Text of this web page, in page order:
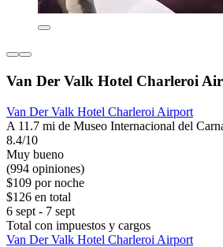
Van Der Valk Hotel Charleroi
Van Der Valk Hotel Charleroi Airport
A 11.7 mi de Museo Internacional del
8.4/10
Muy bueno
(994 opiniones)
$109 por noche
$126 en total
6 sept - 7 sept
Total con impuestos y cargos
Van Der Valk Hotel Charleroi Airport